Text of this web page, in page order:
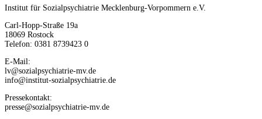
Institut für Sozialpsychiatrie Mecklenburg-Vorpommern e.V.
Carl-Hopp-Straße 19a
18069 Rostock
Telefon: 0381 8739423 0
E-Mail:
lv@sozialpsychiatrie-mv.de
info@institut-sozialpsychiatrie.de
Pressekontakt:
presse@sozialpsychiatrie-mv.de